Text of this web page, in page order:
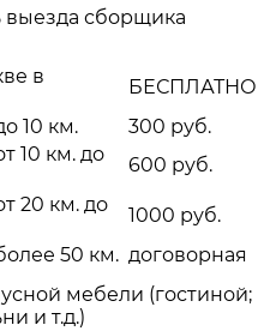
выезда сборщика
в
БЕСПЛАТНО
10 км.
300 руб.
10 км. до
600 руб.
20 км. до
1000 руб.
50 км. договорная
мебели (гостиной;
и т.д.)